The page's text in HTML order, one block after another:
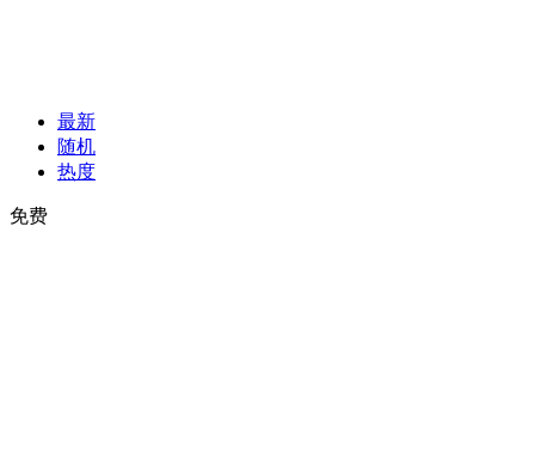
最新
随机
热度
免费